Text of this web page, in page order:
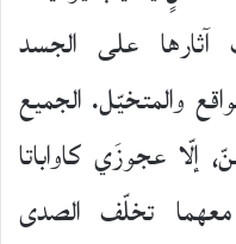
على الجسد
والمتخيّل. الجميع
إلّا عجوزَي كاواباتا
معهما تخلّف الصدى